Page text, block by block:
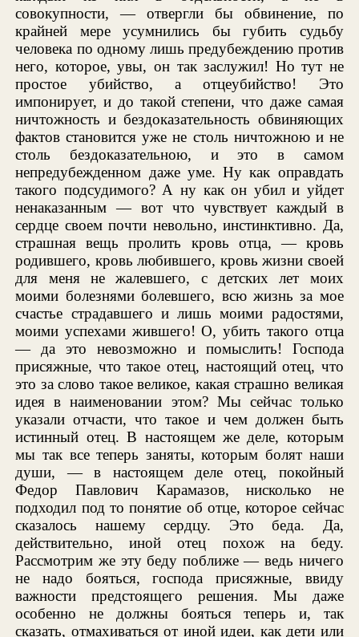
совокупности, — отвергли бы обвинение, по
крайней мере усумнились бы губить судьбу
человека по одному лишь предубеждению против
него, которое, увы, он так заслужил! Но тут не
простое убийство, а отцеубийство! Это
импонирует, и до такой степени, что даже самая
ничтожность и бездоказательность обвиняющих
фактов становится уже не столь ничтожною и не
столь бездоказательною, и это в самом
непредубежденном даже уме. Ну как оправдать
такого подсудимого? А ну как он убил и уйдет
ненаказанным — вот что чувствует каждый в
сердце своем почти невольно, инстинктивно. Да,
страшная вещь пролить кровь отца, — кровь
родившего, кровь любившего, кровь жизни своей
для меня не жалевшего, с детских лет моих
моими болезнями болевшего, всю жизнь за мое
счастье страдавшего и лишь моими радостями,
моими успехами жившего! О, убить такого отца
— да это невозможно и помыслить! Господа
присяжные, что такое отец, настоящий отец, что
это за слово такое великое, какая страшно великая
идея в наименовании этом? Мы сейчас только
указали отчасти, что такое и чем должен быть
истинный отец. В настоящем же деле, которым
мы так все теперь заняты, которым болят наши
души, — в настоящем деле отец, покойный
Федор Павлович Карамазов, нисколько не
подходил под то понятие об отце, которое сейчас
сказалось нашему сердцу. Это беда. Да,
действительно, иной отец похож на беду.
Рассмотрим же эту беду поближе — ведь ничего
не надо бояться, господа присяжные, ввиду
важности предстоящего решения. Мы даже
особенно не должны бояться теперь и, так
сказать, отмахиваться от иной идеи, как дети или